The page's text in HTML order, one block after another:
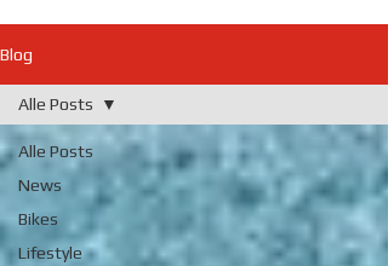
Blog
Alle Posts
News
Bikes
Lifestyle
Alle Posts